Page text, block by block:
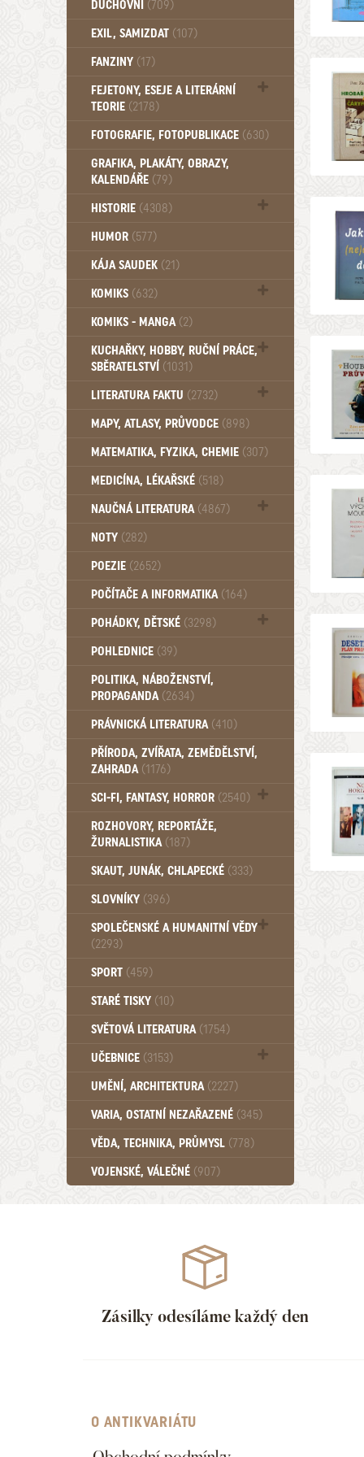
DUCHOVNÍ (709)
Okultismus (110)
EXIL, SAMIZDAT (107)
FANZINY (17)
FEJETONY, ESEJE A LITERÁRNÍ
TEORIE (2178)
Citáty, aforismy, snáře, přísloví,
FOTOGRAFIE, FOTOPUBLIKACE (630)
GRAFIKA, PLAKÁTY, OBRAZY,
KALENDÁŘE (79)
HISTORIE (4308)
Mytologie, Mýty, Báje, Pověsti (203)
HUMOR (577)
KÁJA SAUDEK (21)
KOMIKS (632)
Komiks - Čtyřlístek (234)
KOMIKS - MANGA (2)
KUCHAŘKY, HOBBY, RUČNÍ PRÁCE,
SBĚRATELSTVÍ (1031)
Dům a byt (102)
LITERATURA FAKTU (2732)
Katalogy (503)
MAPY, ATLASY, PRŮVODCE (898)
MATEMATIKA, FYZIKA, CHEMIE (307)
MEDICÍNA, LÉKAŘSKÉ (518)
NAUČNÁ LITERATURA (4867)
Zdraví a zdraví životní styl (510)
NOTY (282)
POEZIE (2652)
POČÍTAČE A INFORMATIKA (164)
POHÁDKY, DĚTSKÉ (3298)
Pro děti a mládež (2894)
Pohádky, Dětské - Od roku 1949 (257)
POHLEDNICE (39)
POLITIKA, NÁBOŽENSTVÍ,
PROPAGANDA (2634)
PRÁVNICKÁ LITERATURA (410)
PŘÍRODA, ZVÍŘATA, ZEMĚDĚLSTVÍ,
ZAHRADA (1176)
SCI-FI, FANTASY, HORROR (2540)
UFO (14)
ROZHOVORY, REPORTÁŽE,
ŽURNALISTIKA (187)
SKAUT, JUNÁK, CHLAPECKÉ (333)
SLOVNÍKY (396)
SPOLEČENSKÉ A HUMANITNÍ VĚDY
(2293)
Pedagogika (191)
Psychologie a osobní rozvoj (761)
SPORT (459)
STARÉ TISKY (10)
SVĚTOVÁ LITERATURA (1754)
UČEBNICE (3153)
Učebnice - Jazykové (1297)
Učebnice - VŠ (259)
Učebnice - ZŠ (556)
Učebnice - Ostatní (499)
UMĚNÍ, ARCHITEKTURA (2227)
VARIA, OSTATNÍ NEZAŘAZENÉ (345)
VĚDA, TECHNIKA, PRŮMYSL (778)
VOJENSKÉ, VÁLEČNÉ (907)
Zásilky odesíláme každý den
O ANTIKVARIÁTU